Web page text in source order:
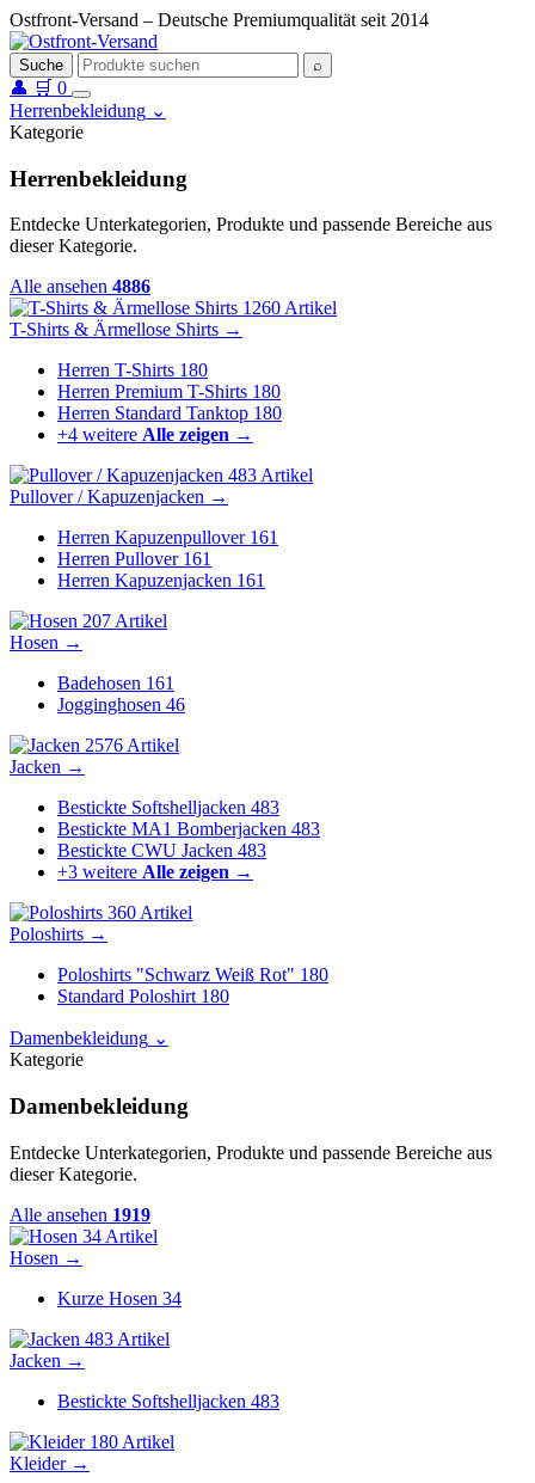
Ostfront-Versand – Deutsche Premiumqualität seit 2014
Suche ⌕
👤 🛒 0
Herrenbekleidung ⌄
Kategorie
Herrenbekleidung
Entdecke Unterkategorien, Produkte und passende Bereiche aus
dieser Kategorie.
Alle ansehen 4886
1260 Artikel
T-Shirts & Ärmellose Shirts →
Herren T-Shirts 180
Herren Premium T-Shirts 180
Herren Standard Tanktop 180
+4 weitere Alle zeigen →
483 Artikel
Pullover / Kapuzenjacken →
Herren Kapuzenpullover 161
Herren Pullover 161
Herren Kapuzenjacken 161
207 Artikel
Hosen →
Badehosen 161
Jogginghosen 46
2576 Artikel
Jacken →
Bestickte Softshelljacken 483
Bestickte MA1 Bomberjacken 483
Bestickte CWU Jacken 483
+3 weitere Alle zeigen →
360 Artikel
Poloshirts →
Poloshirts "Schwarz Weiß Rot" 180
Standard Poloshirt 180
Damenbekleidung ⌄
Kategorie
Damenbekleidung
Entdecke Unterkategorien, Produkte und passende Bereiche aus
dieser Kategorie.
Alle ansehen 1919
34 Artikel
Hosen →
Kurze Hosen 34
483 Artikel
Jacken →
Bestickte Softshelljacken 483
180 Artikel
Kleider →